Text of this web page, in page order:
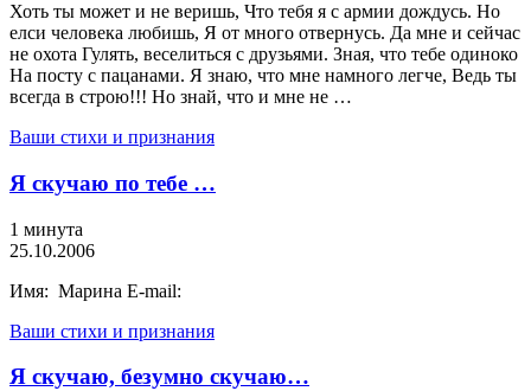
Хоть ты может и не веришь, Что тебя я с армии дождусь. Но
елси человека любишь, Я от много отвернусь. Да мне и сейчас
не охота Гулять, веселиться с друзьями. Зная, что тебе одиноко
На посту с пацанами. Я знаю, что мне намного легче, Ведь ты
всегда в строю!!! Но знай, что и мне не …
Ваши стихи и признания
Я скучаю по тебе …
1 минута
25.10.2006
Имя: Марина E-mail:
Ваши стихи и признания
Я скучаю, безумно скучаю…